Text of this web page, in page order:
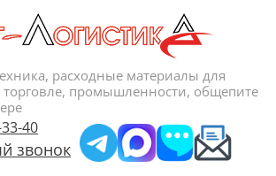
расходные материалы для
торговле, промышленности, общепите
40
звонок